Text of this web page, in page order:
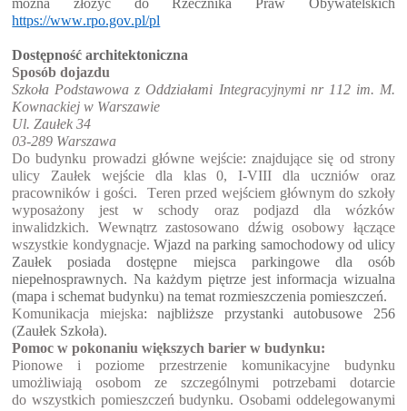
https://www.rpo.gov.pl/pl
Dostępność architektoniczna
Sposób dojazdu
Szkoła Podstawowa z Oddziałami Integracyjnymi nr 112 im. M.
Kownackiej w Warszawie
Ul. Zaułek 34
03-289 Warszawa
Do budynku prowadzi główne wejście: znajdujące się od strony
ulicy Zaułek wejście dla klas 0, I-VIII dla uczniów oraz
pracowników i gości. Teren przed wejściem głównym
do szkoły
wyposażony jest w schody oraz podjazd dla wózków
inwalidzkich. Wewnątrz zastosowano dźwig osobowy łączące
wszystkie kondygnacje.
Wjazd na parking samochodowy od ulicy
Zaułek posiada dostępne miejsca parkingowe dla osób
niepełnosprawnych. Na każdym piętrze jest informacja wizualna
(mapa i schemat budynku) na temat rozmieszczenia pomieszczeń.
Komunikacja miejska: najbliższe przystanki autobusowe 256
(Zaułek Szkoła).
Pomoc w pokonaniu większych barier w budynku:
Pionowe i poziome przestrzenie komunikacyjne budynku
umożliwiają osobom ze szczególnymi potrzebami dotarcie
do wszystkich pomieszczeń budynku. Osobami oddelegowanymi